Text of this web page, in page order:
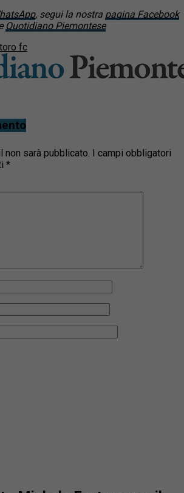
, segui la nostra pagina Facebook
Quotidiano Piemontese
toro fc
non sarà pubblicato.
I campi obbligatori
*